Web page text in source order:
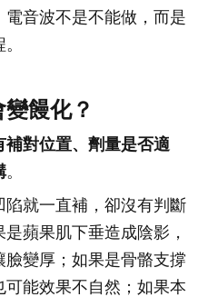
音波不是不能做，而是
饅化？
補對位置、劑量是否適
。
就一直補，卻沒有判斷
蘋果肌下垂造成陰影，
變厚；如果是骨骼支撐
能效果不自然；如果本